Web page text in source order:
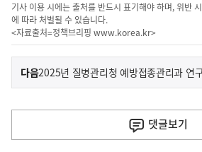
기사 이용 시에는 출처를 반드시 표기해야 하며, 위반 시
에 따라 처벌될 수 있습니다.
<자료출처=정책브리핑 www.korea.kr>
이
전
다
음
다음기
사
댓글보기